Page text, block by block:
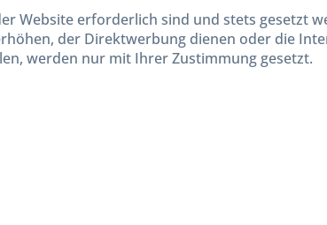
Website erforderlich sind und stets gesetzt
der Direktwerbung dienen oder die
werden nur mit Ihrer Zustimmung gesetzt.